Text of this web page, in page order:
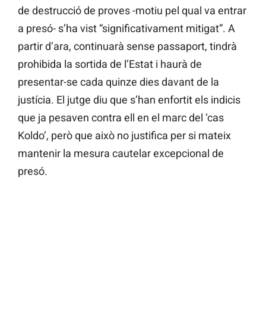
de destrucció de proves -motiu pel qual va entrar
a presó- s’ha vist “significativament mitigat”. A
partir d’ara, continuarà sense passaport, tindrà
prohibida la sortida de l’Estat i haurà de
presentar-se cada quinze dies davant de la
justícia. El jutge diu que s’han enfortit els indicis
que ja pesaven contra ell en el marc del ‘cas
Koldo’, però que això no justifica per si mateix
mantenir la mesura cautelar excepcional de
presó.